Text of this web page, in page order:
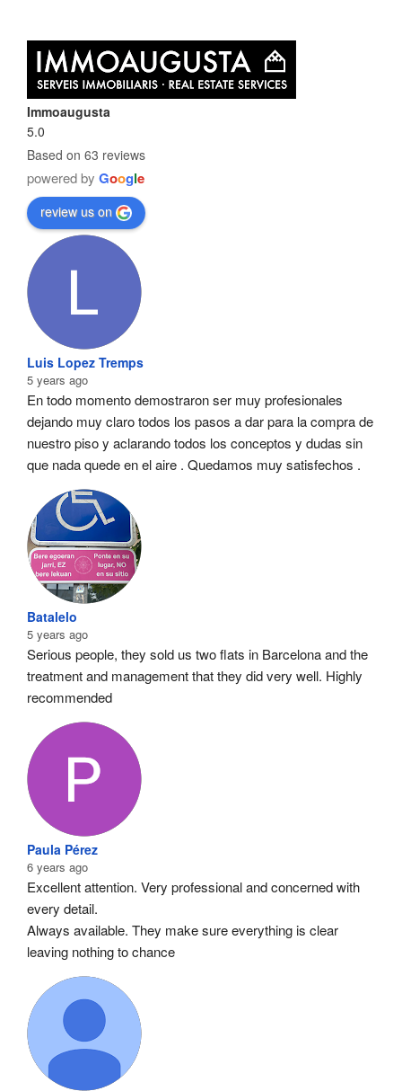
Immoaugusta
5.0
Based on 63 reviews
powered by Google
review us on
Luis Lopez Tremps
5 years ago
En todo momento demostraron ser muy profesionales
dejando muy claro todos los pasos a dar para la compra de
nuestro piso y aclarando todos los conceptos y dudas sin
que nada quede en el aire . Quedamos muy satisfechos .
Batalelo
5 years ago
Serious people, they sold us two flats in Barcelona and the
treatment and management that they did very well. Highly
recommended
Paula Pérez
6 years ago
Excellent attention. Very professional and concerned with
every detail.
Always available. They make sure everything is clear
leaving nothing to chance